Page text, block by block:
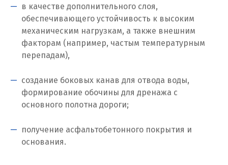
Иркутск
Ишим
Казань
Калининград
Калуга
в качестве дополнительного слоя,
обеспечивающего устойчивость к высоким
механическим нагрузкам, а также внешним
факторам (например, частым температурным
перепадам),
создание боковых канав для отвода воды,
формирование обочины для дренажа с
основного полотна дороги;
получение асфальтобетонного покрытия и
основания.